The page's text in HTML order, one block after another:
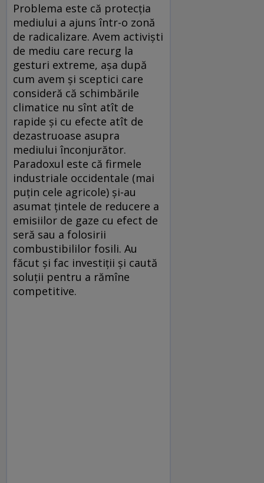
Problema este că protecția
mediului a ajuns într-o zonă
de radicalizare. Avem activiști
de mediu care recurg la
gesturi extreme, așa după
cum avem și sceptici care
consideră că schimbările
climatice nu sînt atît de
rapide și cu efecte atît de
dezastruoase asupra
mediului înconjurător.
Paradoxul este că firmele
industriale occidentale (mai
puțin cele agricole) și-au
asumat țintele de reducere a
emisiilor de gaze cu efect de
seră sau a folosirii
combustibililor fosili. Au
făcut și fac investiții și caută
soluții pentru a rămîne
competitive.